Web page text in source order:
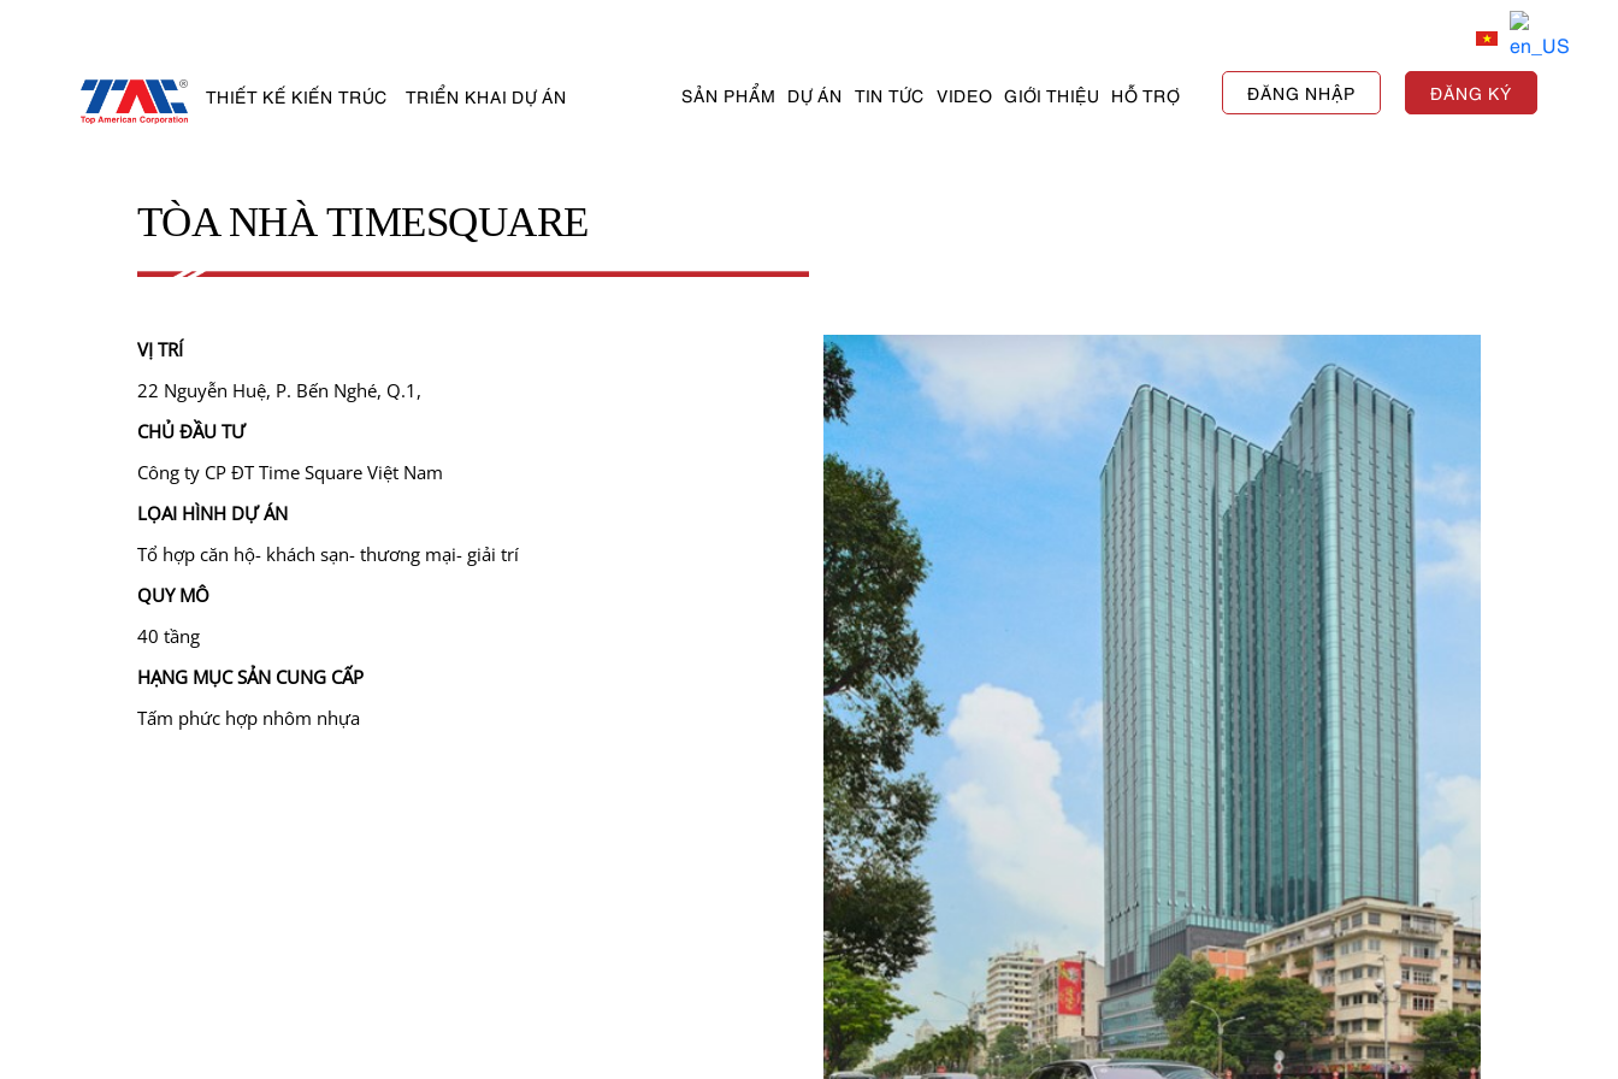
THIẾT KẾ KIẾN TRÚC TRIỂN KHAI DỰ ÁN SẢN PHẨM DỰ ÁN TIN TỨC VIDEO GIỚI THIỆU HỖ TRỢ ĐĂNG NHẬP ĐĂNG KÝ
TÒA NHÀ TIMESQUARE
VỊ TRÍ
22 Nguyễn Huệ, P. Bến Nghé, Q.1,
CHỦ ĐẦU TƯ
Công ty CP ĐT Time Square Việt Nam
LỌAI HÌNH DỰ ÁN
Tổ hợp căn hộ- khách sạn- thương mại- giải trí
QUY MÔ
40 tầng
HẠNG MỤC SẢN CUNG CẤP
Tấm phức hợp nhôm nhựa